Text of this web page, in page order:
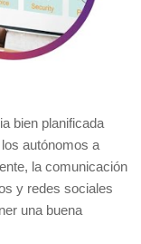
bien planificada
autónomos a
la comunicación
y redes sociales
una buena